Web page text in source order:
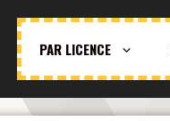
PAR LICENCE